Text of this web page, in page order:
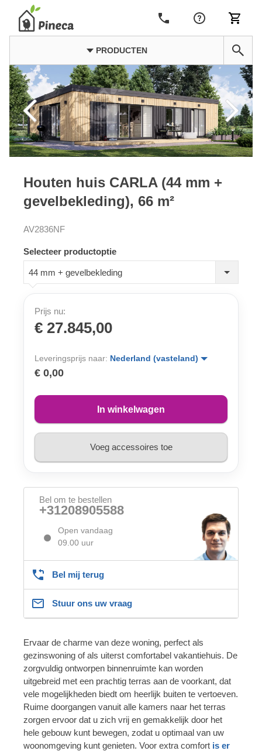
PRODUCTEN
Houten huis CARLA (44 mm +
gevelbekleding), 66 m²
AV2836NF
Selecteer productoptie
44 mm + gevelbekleding
Prijs nu:
€ 27.845,00
Leveringsprijs naar: Nederland (vasteland)
€ 0,00
In winkelwagen
Voeg accessoires toe
Bel om te bestellen
+31208905588
Open vandaag
09.00 uur
Bel mij terug
Stuur ons uw vraag
Ervaar de charme van deze woning, perfect als
gezinswoning of als uiterst comfortabel vakantiehuis. De
zorgvuldig ontworpen binnenruimte kan worden
uitgebreid met een prachtig terras aan de voorkant, dat
vele mogelijkheden biedt om heerlijk buiten te vertoeven.
Ruime doorgangen vanuit alle kamers naar het terras
zorgen ervoor dat u zich vrij en gemakkelijk door het
hele gebouw kunt bewegen, zodat u optimaal van uw
woonomgeving kunt genieten. Voor extra comfort is er